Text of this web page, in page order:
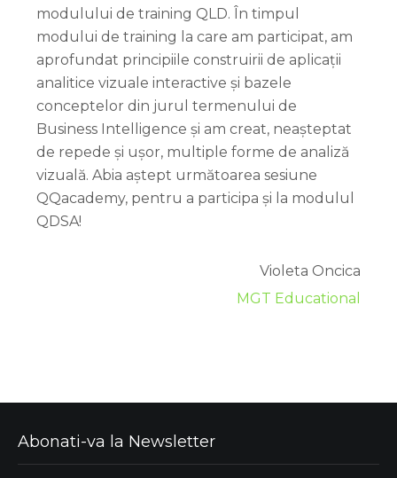
modulului de training QLD. În timpul
modului de training la care am participat, am
aprofundat principiile construirii de aplicații
analitice vizuale interactive și bazele
conceptelor din jurul termenului de
Business Intelligence și am creat, neașteptat
de repede și ușor, multiple forme de analiză
vizuală. Abia aștept următoarea sesiune
QQacademy, pentru a participa și la modulul
QDSA!
Violeta Oncica
MGT Educational
Abonati-va la Newsletter